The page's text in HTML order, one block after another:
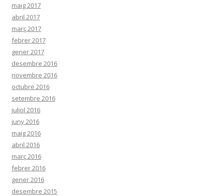
maig 2017
abril 2017
març 2017
febrer 2017
gener 2017
desembre 2016
novembre 2016
octubre 2016
setembre 2016
juliol 2016
juny 2016
maig 2016
abril 2016
març 2016
febrer 2016
gener 2016
desembre 2015